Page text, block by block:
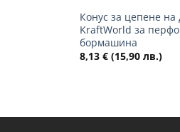
Конус за цепене на
KraftWorld за
бормашина
8,13 € (15,90 лв.)